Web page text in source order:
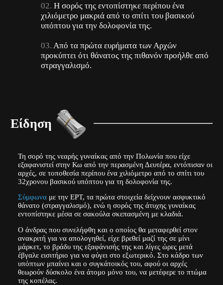
Η σορός της εντοπίστηκε περίπου ένα
χιλιόμετρο μακριά από το σπίτι του βασικού
υπόπτου για την δολοφονία της.
Από τα πρώτα ευρήματα των Αρχών
προκύπτει ότι θάνατος της πιθανόν προήλθε από
στραγγαλισμό.
Είδηση
Τη σορό της νεαρής γυναίκας από την Πολωνία που είχε
εξαφανιστεί στην Κω από την περασμένη Δευτέρα, εντόπισαν οι
αρχές, σε τοποθεσία περίπου ένα χιλιόμετρο από το σπίτι του
32χρονου βασικού υπόπτου για τη δολοφονία της.
Σύμφωναμε την ΕΡΤ, τα πρώτα στοιχεία δείχνουν ασφυκτικό
θάνατο (στραγγαλισμό), ενώ η σορός της άτυχης γυναίκας
εντοπίστηκε μέσα σε σακούλα σκεπασμένη με κλαδιά.
Ο άνδρας που συνελήφθη και ο οποίος θα μεταφερθεί στον
ανακριτή για να απολογηθεί, είχε βρεθεί μαζί της σε μίνι
μάρκετ, το βράδυ της εξαφάνισής της και λίγες ώρες μετά
έβγαλε εισιτήριο για να φύγει στο εξωτερικό. Στο κάδρο των
υπόπτων μπαίνει και ο συγκάτοικός του, αφού οι αρχές
θεωρούν δύσκολο ένα άτομο μόνο του, να μετέφερε το πτώμα
της κοπέλας.